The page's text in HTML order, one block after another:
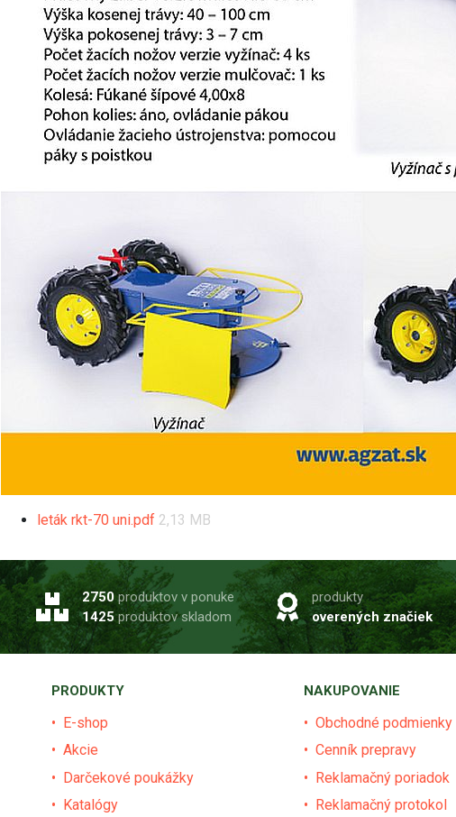
leták rkt-70 uni.pdf 2,13 MB
2750produktov v ponuke
1425produktov skladom
produkty
overených značiek
PRODUKTY
E-shop
Akcie
Darčekové poukážky
Katalógy
NAKUPOVANIE
Obchodné podmienky
Cenník prepravy
Reklamačný poriadok
Reklamačný protokol